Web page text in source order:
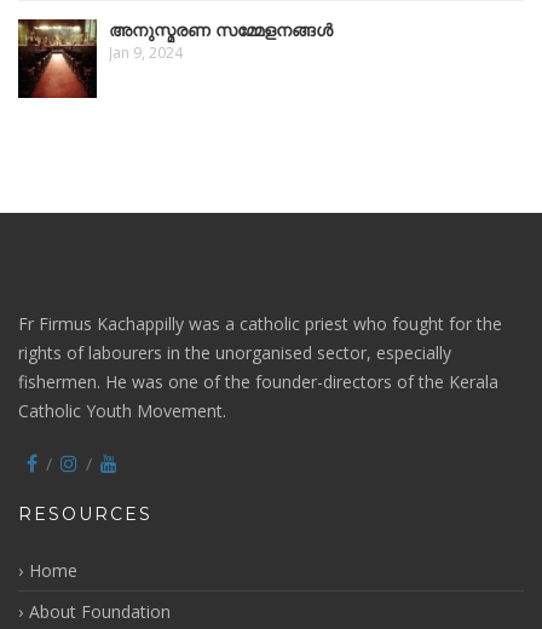
അനുസ്മരണ സമ്മേളനങ്ങൾ
Jan 9, 2024
Fr Firmus Kachappilly was a catholic priest who fought for the
rights of labourers in the unorganised sector, especially
fishermen. He was one of the founder-directors of the Kerala
Catholic Youth Movement.
RESOURCES
Home
About Foundation